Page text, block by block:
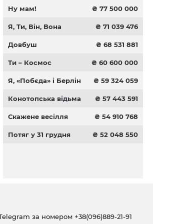
Ну мам! ₴ 77 500 000
Я, Ти, Він, Вона ₴ 71 039 476
Довбуш ₴ 68 531 881
Ти – Космос ₴ 60 600 000
Я, «Побєда» і Берлін ₴ 59 324 059
Конотопська відьма ₴ 57 443 591
Скажене весілля ₴ 54 910 768
Потяг у 31 грудня ₴ 52 048 550
за номером +38(096)889-21-91